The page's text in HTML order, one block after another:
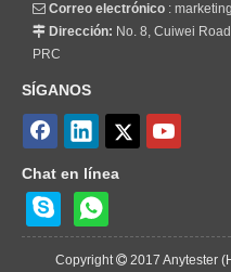
 Correo electrónico :
 Dirección: No. 8, Cuiwei
PRC
SÍGANOS
Chat en línea
Copyright2017 Anytester